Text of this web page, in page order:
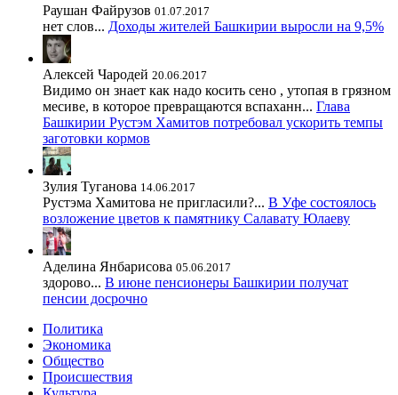
Раушан Файрузов 01.07.2017
нет слов... Доходы жителей Башкирии выросли на 9,5%
Алексей Чародей 20.06.2017
Видимо он знает как надо косить сено , утопая в грязном
месиве, в которое превращаются вспаханн... Глава
Башкирии Рустэм Хамитов потребовал ускорить темпы
заготовки кормов
Зулия Туганова 14.06.2017
Рустэма Хамитова не пригласили?... В Уфе состоялось
возложение цветов к памятнику Салавату Юлаеву
Аделина Янбарисова 05.06.2017
здорово... В июне пенсионеры Башкирии получат
пенсии досрочно
Политика
Экономика
Общество
Происшествия